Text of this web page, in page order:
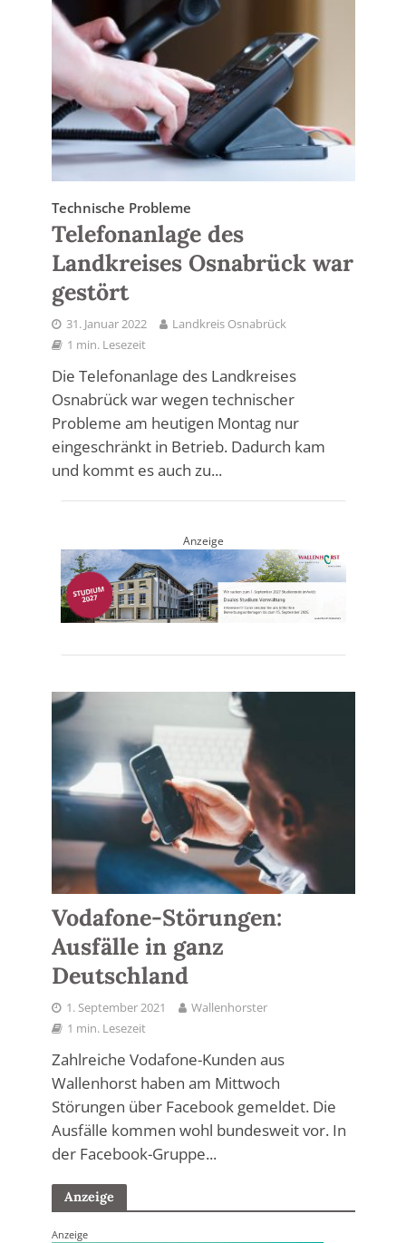
Technische Probleme
Telefonanlage des
Landkreises Osnabrück war
gestört
31. Januar 2022
Landkreis Osnabrück
1 min. Lesezeit
Die Telefonanlage des Landkreises
Osnabrück war wegen technischer
Probleme am heutigen Montag nur
eingeschränkt in Betrieb. Dadurch kam
und kommt es auch zu...
Anzeige
Vodafone-Störungen:
Ausfälle in ganz
Deutschland
1. September 2021
Wallenhorster
1 min. Lesezeit
Zahlreiche Vodafone-Kunden aus
Wallenhorst haben am Mittwoch
Störungen über Facebook gemeldet. Die
Ausfälle kommen wohl bundesweit vor. In
der Facebook-Gruppe...
Anzeige
Anzeige